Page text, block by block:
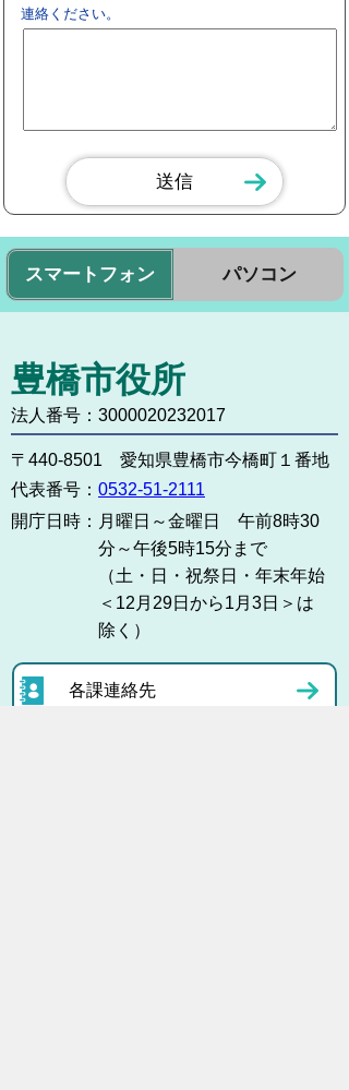
連絡ください。
スマートフォン パソコン
豊橋市役所
法人番号：3000020232017
〒440-8501 愛知県豊橋市今橋町１番地
代表番号： 0532-51-2111
開庁日時： 月曜日～金曜日 午前8時30
分～午後5時15分まで
（土・日・祝祭日・年末年始
＜12月29日から1月3日＞は
除く）
各課連絡先